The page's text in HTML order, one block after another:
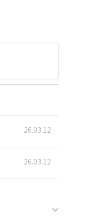
26.03.12
26.03.12